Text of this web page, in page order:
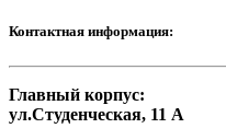
Контактная информация:
Главный корпус:
ул.Студенческая, 11 А